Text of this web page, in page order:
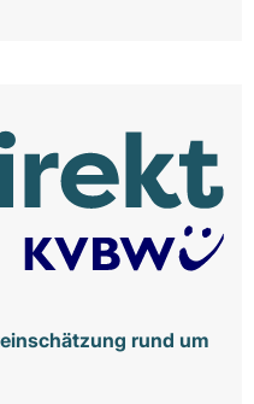
rund um